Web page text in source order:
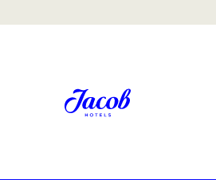
מרכזי